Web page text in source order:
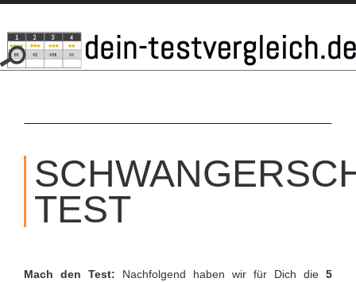
SKIP
CONTENT
TEST
Mach den Test: Nachfolgend haben wir für Dich die 5